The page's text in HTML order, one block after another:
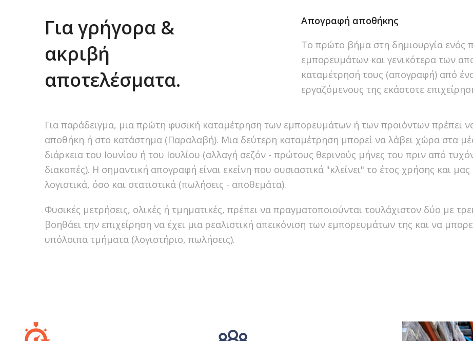
Για γρήγορα &
ακριβή
αποτελέσματα.
Απογραφή αποθήκης
Το πρώτο βήμα στη δημιουργία ενός
εμπορευμάτων και γενικότερα των
καταμέτρησή τους (απογραφή) από
εργαζόμενους της εκάστοτε
Για παράδειγμα, μια πρώτη φυσική καταμέτρηση των εμπορευμάτων ή των προϊόντων πρέπει
αποθήκη ή στο κατάστημα (Παραλαβή). Μια δεύτερη καταμέτρηση μπορεί να λάβει χώρα στα
διάρκεια του Ιουνίου ή του Ιουλίου (αλλαγή σεζόν - πρώτους θερινούς μήνες του πριν από
διακοπές). Η σημαντική απογραφή είναι εκείνη που ουσιαστικά "κλείνει" το έτος χρήσης και
λογιστικά, όσο και στατιστικά (πωλήσεις - αποθεμάτα).
Φυσικές μετρήσεις, ολικές ή τμηματικές, πρέπει να πραγματοποιούνται τουλάχιστον δύο με
βοηθάει την επιχείρηση να έχει μια ρεαλιστική απεικόνιση των εμπορευμάτων της και να
υπόλοιπα τμήματα (λογιστήριο, πωλήσεις).